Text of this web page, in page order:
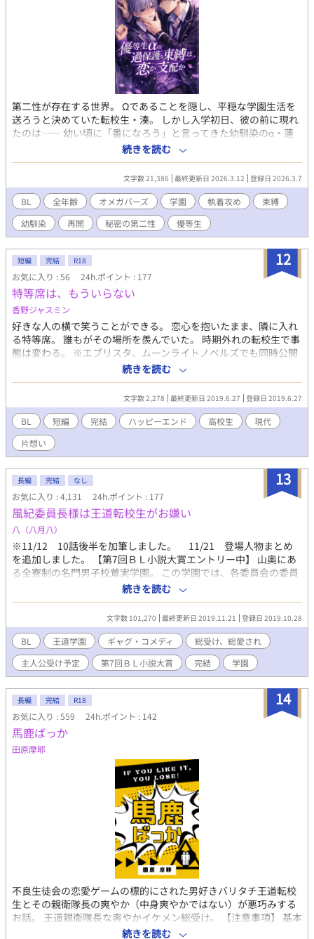
第二性が存在する世界。 Ωであることを隠し、平穏な学園生活を
送ろうと決めていた転校生・湊。 しかし入学初日、彼の前に現れ
たのは―― 幼い頃に「番になろう」と言ってきた幼馴染のα・蓮
だった。 成績優秀、容姿端麗、生徒から絶大な信頼を集める完璧
なα。 だが湊だけが知っている。 彼が異常なほど執着深いこと
を。 「大丈夫、全部管理してあげる」 「君が困らないようにして
るだけだよ」 座席、時間割、交友関係、体調管理。 いつの間にか
整えられていく環境。 逃げ場のない距離。 番を拒みたいΩと、手
放す気のないα。 これは保護か、それとも束縛か。 閉じた学園の
中で、二人の関係は静かに歪み始める――。
続きを読む
文字数 21,386 最終更新日 2026.3.12 登録日 2026.3.7
BL 全年齢 オメガバーズ 学園 執着攻め
束縛
幼馴染
再開 秘密の第二性 優等生
12
短編 完結 R18
お気に入り : 56 24h.ポイント : 177
特等席は、もういらない
香野ジャスミン
好きな人の横で笑うことができる。 恋心を抱いたまま、隣に入れ
る特等席。 誰もがその場所を羨んでいた。 時期外れの転校生で事
態は変わる。 ※エブリスタ、ムーンライトノベルズでも同時公開
してます 僕の居場所も、彼の気持ちも...。 距離を置くことになっ
てしまった主人公に近付いてきたのは...。
続きを読む
文字数 2,278 最終更新日 2019.6.27 登録日 2019.6.27
BL 短編 完結 ハッピーエンド 高校生
現代
片想い
13
長編 完結 なし
お気に入り : 4,131 24h.ポイント : 177
風紀委員長様は王道転校生がお嫌い
八（八月八）
※11/12 10話後半を加筆しました。 11/21 登場人物まとめ
を追加しました。 【第7回ＢＬ小説大賞エントリー中】 山奥にあ
る全寮制の名門男子校鶯実学園。 この学園では、各委員会の委員
長副委員長と、生徒会執行部が『役付』と呼ばれる特権を持って
いた。 東海林幹春は、そんな鶯実学園の風紀委員長。 風紀委員長
の名に恥じぬ様、真面目実直に、髪は七三、黒縁メガネも掛けて
職務に当たっていた。 しかしある日、突如として彼の生活を脅か
す転入生が現われる。 ボサボサ頭に大きなメガネ、ブカブカの制
服に身を包んだ転校生は、元はシングルマザーの田舎育ち。母の
再婚により理事長の親戚となり、この学園に編入してきたもの
の、学園の特殊な環境に慣れず、あくまでも庶民感覚で突き進も
うとする。 おまけにその転校生に、生徒会執行部の面々はメロメ
ロに！？ そんな転校生がとにかく気に入らない幹春。 何を隠そ
う、彼こそが、中学まで、転校生を凌ぐ超極貧ド田舎生活をして
きていたから！ ※11/12に10話加筆しています。
続きを読む
文字数 101,270 最終更新日 2019.11.21 登録日 2019.10.28
BL 王道学園 ギャグ・コメディ
総受け、総愛され
主人公受け予定
第7回ＢＬ小説大賞 完結 学園
14
長編 完結 R18
お気に入り : 559 24h.ポイント : 142
馬鹿ばっか
田原摩耶
不良生徒会の恋愛ゲームの標的にされた男好きバリタチ王道転校
生とその親衛隊長の爽やか（中身爽やかではない）が悪巧みする
お話。 王道親衛隊長な爽やかイケメン総受け。 【注意事項】 基本
無理矢理で過度の暴力描写がバンバン出てきます。 モラルはない
続きを読む